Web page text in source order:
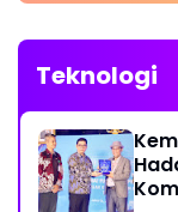
Teknologi